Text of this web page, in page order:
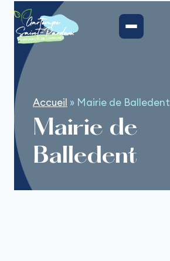
contenu
Accueil » Mairie de Balledent
Mairie de
Balledent